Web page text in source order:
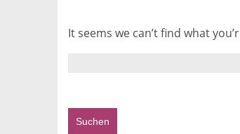
It seems we can’t find what